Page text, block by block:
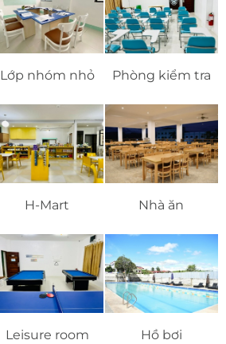
Lớp nhóm nhỏ Phòng kiểm tra
H-Mart Nhà ăn
Leisure room Hồ bơi